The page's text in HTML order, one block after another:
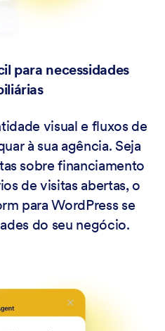
para necessidades
visual e fluxos de
à sua agência. Seja
sobre financiamento
de visitas abertas, o
para WordPress se
do seu negócio.